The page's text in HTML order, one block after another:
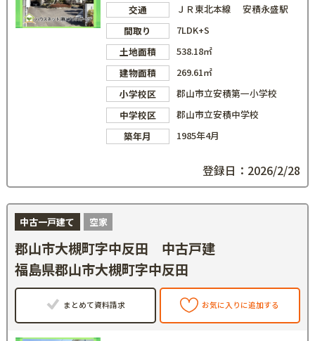
交通
ＪＲ東北本線 安積永盛駅
間取り
7LDK+S
土地面積
538.18㎡
建物面積
269.61㎡
小学校区
郡山市立安積第一小学校
中学校区
郡山市立安積中学校
築年月
1985年4月
登録日：2026/2/28
中古一戸建て 空家
郡山市大槻町字中反田 中古戸建
福島県郡山市大槻町字中反田
まとめて資料請求 お気に入りに追加する